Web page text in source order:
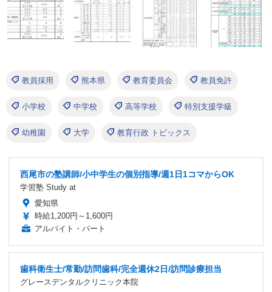
教員採用 熊本県 教育委員会 教員免許
小学校 中学校 高等学校 特別支援学級
幼稚園 大学 教育行政 トピックス
西尾市の塾講師/小中学生の個別指導/週1日1コマからOK
学習塾 Study at
愛知県
時給1,200円～1,600円
アルバイト・パート
歯科衛生士/常勤/訪問歯科/完全週休2日/訪問診療担当
グレースデンタルクリニック本院